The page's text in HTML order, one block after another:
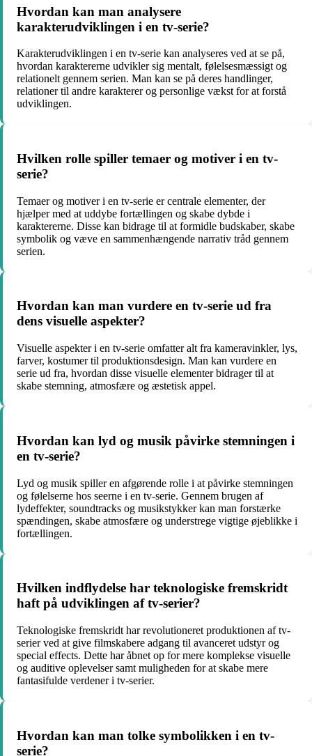
Hvordan kan man analysere
karakterudviklingen i en tv-serie?
Karakterudviklingen i en tv-serie kan analyseres ved at se på,
hvordan karaktererne udvikler sig mentalt, følelsesmæssigt og
relationelt gennem serien. Man kan se på deres handlinger,
relationer til andre karakterer og personlige vækst for at forstå
udviklingen.
Hvilken rolle spiller temaer og motiver i en tv-
serie?
Temaer og motiver i en tv-serie er centrale elementer, der
hjælper med at uddybe fortællingen og skabe dybde i
karaktererne. Disse kan bidrage til at formidle budskaber, skabe
symbolik og væve en sammenhængende narrativ tråd gennem
serien.
Hvordan kan man vurdere en tv-serie ud fra
dens visuelle aspekter?
Visuelle aspekter i en tv-serie omfatter alt fra kameravinkler, lys,
farver, kostumer til produktionsdesign. Man kan vurdere en
serie ud fra, hvordan disse visuelle elementer bidrager til at
skabe stemning, atmosfære og æstetisk appel.
Hvordan kan lyd og musik påvirke stemningen i
en tv-serie?
Lyd og musik spiller en afgørende rolle i at påvirke stemningen
og følelserne hos seerne i en tv-serie. Gennem brugen af
lydeffekter, soundtracks og musikstykker kan man forstærke
spændingen, skabe atmosfære og understrege vigtige øjeblikke i
fortællingen.
Hvilken indflydelse har teknologiske fremskridt
haft på udviklingen af tv-serier?
Teknologiske fremskridt har revolutioneret produktionen af tv-
serier ved at give filmskabere adgang til avanceret udstyr og
special effects. Dette har åbnet op for mere komplekse visuelle
og auditive oplevelser samt muligheden for at skabe mere
fantasifulde verdener i tv-serier.
Hvordan kan man tolke symbolikken i en tv-
serie?